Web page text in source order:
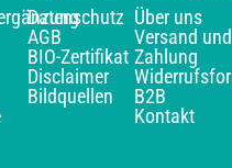
Datenschutz
AGB
BIO-Zertifikat
Disclaimer
Bildquellen
Über uns
Versand und
Zahlung
B2B
Kontakt